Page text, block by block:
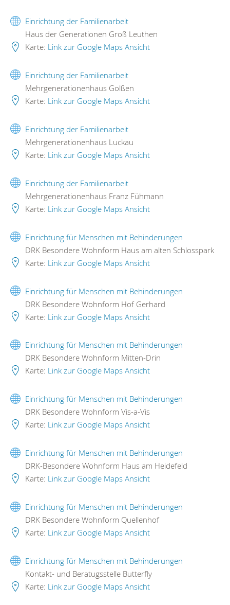
Einrichtung der Familienarbeit
Haus der Generationen Groß Leuthen
Karte: Link zur Google Maps Ansicht
Einrichtung der Familienarbeit
Mehrgenerationenhaus Golßen
Karte: Link zur Google Maps Ansicht
Einrichtung der Familienarbeit
Mehrgenerationenhaus Luckau
Karte: Link zur Google Maps Ansicht
Einrichtung der Familienarbeit
Mehrgenerationenhaus Franz Fühmann
Karte: Link zur Google Maps Ansicht
Einrichtung für Menschen mit Behinderungen
DRK Besondere Wohnform Haus am alten Schlosspark
Karte: Link zur Google Maps Ansicht
Einrichtung für Menschen mit Behinderungen
DRK Besondere Wohnform Hof Gerhard
Karte: Link zur Google Maps Ansicht
Einrichtung für Menschen mit Behinderungen
DRK Besondere Wohnform Mitten-Drin
Karte: Link zur Google Maps Ansicht
Einrichtung für Menschen mit Behinderungen
DRK Besondere Wohnform Vis-a-Vis
Karte: Link zur Google Maps Ansicht
Einrichtung für Menschen mit Behinderungen
DRK-Besondere Wohnform Haus am Heidefeld
Karte: Link zur Google Maps Ansicht
Einrichtung für Menschen mit Behinderungen
DRK Besondere Wohnform Quellenhof
Karte: Link zur Google Maps Ansicht
Einrichtung für Menschen mit Behinderungen
Kontakt- und Beratugsstelle Butterfly
Karte: Link zur Google Maps Ansicht